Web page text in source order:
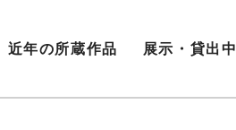
近年の所蔵作品 展示・貸出中